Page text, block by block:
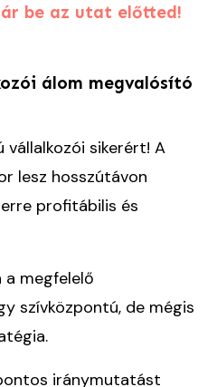
be az utat előtted!
álom megvalósító
vállalkozói sikerért! A
lesz hosszútávon
profitábilis és
a megfelelő
szívközpontú, de mégis
iránymutatást